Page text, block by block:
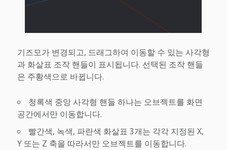
기즈모가 변경되고, 드래그하여 이동할 수 있는 사각형
과 화살표 조작 핸들이 표시됩니다. 선택된 조작 핸들
은 주황색으로 바뀝니다.
청록색 중앙 사각형 핸들 하나는 오브젝트를 화면
공간에서만 이동합니다.
빨간색, 녹색, 파란색 화살표 3개는 각각 지정된 X,
Y 또는 Z 축을 따라서만 오브젝트를 이동합니다.